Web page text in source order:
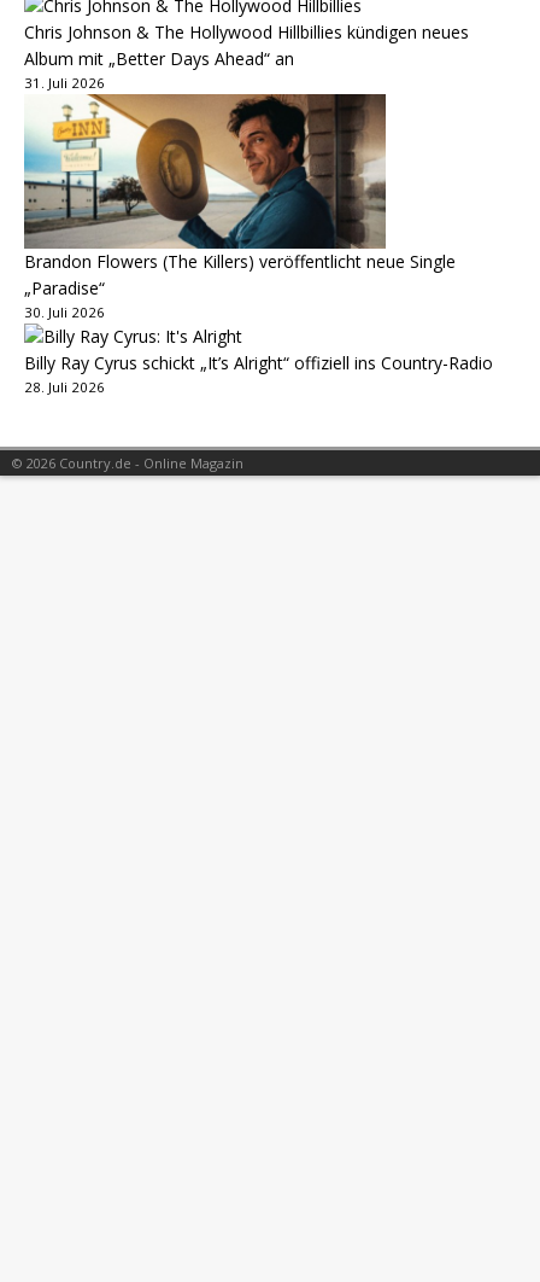
Chris Johnson & The Hollywood Hillbillies kündigen neues
Album mit „Better Days Ahead“ an
31. Juli 2026
Brandon Flowers (The Killers) veröffentlicht neue Single
„Paradise“
30. Juli 2026
Billy Ray Cyrus schickt „It’s Alright“ offiziell ins Country-Radio
28. Juli 2026
© 2026 Country.de - Online Magazin